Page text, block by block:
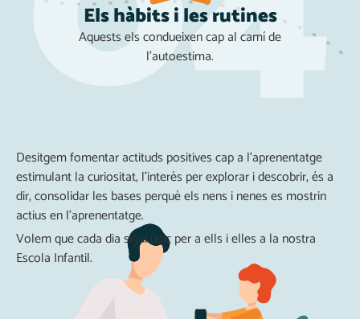
Els hàbits i les rutines
Aquests els condueixen cap al camí de
l'autoestima.
Desitgem fomentar actituds positives cap a l’aprenentatge
estimulant la curiositat, l’interès per explorar i descobrir, és a
dir, consolidar les bases perquè els nens i nenes es mostrin
actius en l’aprenentatge.
Volem que cada dia sigui únic per a ells i elles a la nostra
Escola Infantil.